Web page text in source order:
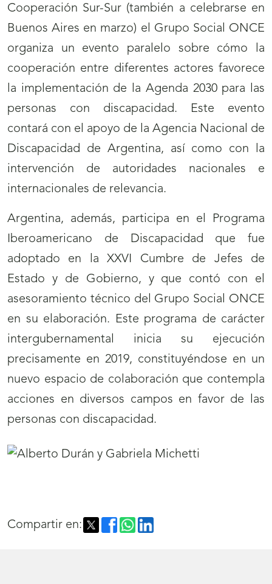
Cooperación Sur-Sur (también a celebrarse en
Buenos Aires en marzo) el Grupo Social ONCE
organiza un evento paralelo sobre cómo la
cooperación entre diferentes actores favorece
la implementación de la Agenda 2030 para las
personas con discapacidad. Este evento
contará con el apoyo de la Agencia Nacional de
Discapacidad de Argentina, así como con la
intervención de autoridades nacionales e
internacionales de relevancia.
Argentina, además, participa en el Programa
Iberoamericano de Discapacidad que fue
adoptado en la XXVI Cumbre de Jefes de
Estado y de Gobierno, y que contó con el
asesoramiento técnico del Grupo Social ONCE
en su elaboración. Este programa de carácter
intergubernamental inicia su ejecución
precisamente en 2019, constituyéndose en un
nuevo espacio de colaboración que contempla
acciones en diversos campos en favor de las
personas con discapacidad.
Compartir en: